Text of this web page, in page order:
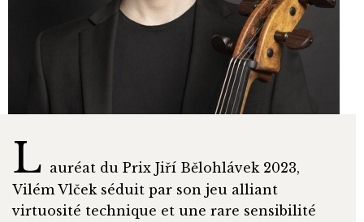
L auréat du Prix Jiří Bělohlávek 2023,
Vilém Vlček séduit par son jeu alliant
virtuosité technique et une rare sensibilité